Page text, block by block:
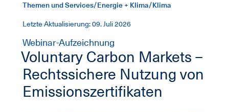
Themen und Services/Energie + Klima/Klima
Letzte Aktualisierung: 09. Juli 2026
Webinar-Aufzeichnung
Voluntary Carbon Markets –
Rechtssichere Nutzung von
Emissionszertifikaten